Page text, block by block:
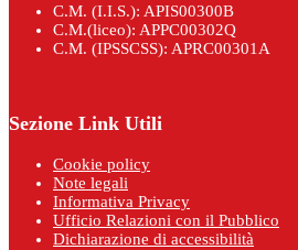
C.M. (I.I.S.): APIS00300B
C.M.(liceo): APPC00302Q
C.M. (IPSSCSS): APRC00301A
Sezione Link Utili
Cookie policy
Note legali
Informativa Privacy
Ufficio Relazioni con il Pubblico
Dichiarazione di accessibilità